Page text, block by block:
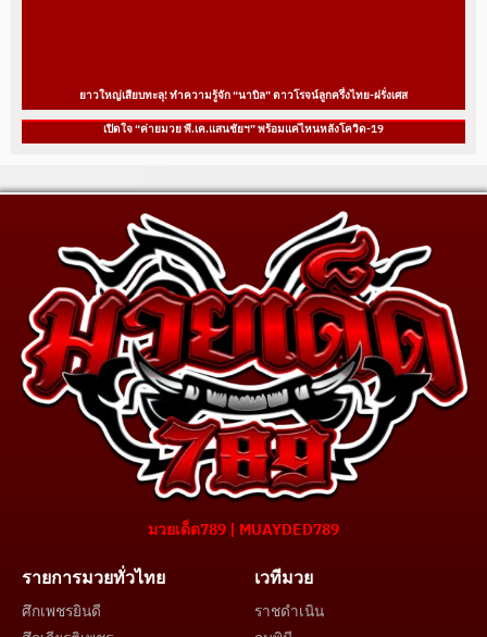
ยาวใหญ่เสียบทะลุ! ทำความรู้จัก “นาบิล” ดาวโรจน์ลูกครึ่งไทย-ฝรั่งเศส
เปิดใจ “ค่ายมวย พี.เค.แสนชัยฯ” พร้อมแค่ไหนหลังโควิด-19
มวยเด็ด789 | MUAYDED789
รายการมวยทั่วไทย
ศึกเพชรยินดี
เวทีมวย
ราชดำเนิน